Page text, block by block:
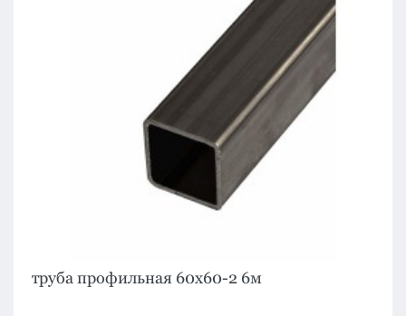
труба профильная 60х60-2 6м